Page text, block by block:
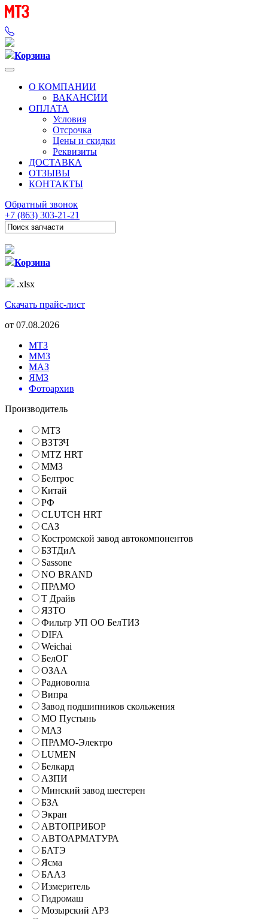
Корзина
О КОМПАНИИ
ВАКАНСИИ
ОПЛАТА
Условия
Отсрочка
Цены и скидки
Реквизиты
ДОСТАВКА
ОТЗЫВЫ
КОНТАКТЫ
Обратный звонок
+7 (863) 303-21-21
Корзина
.xlsx
Скачать прайс-лист
от 07.08.2026
МТЗ
ММЗ
МАЗ
ЯМЗ
Фотоархив
Производитель
МТЗ
ВЗТЗЧ
MTZ HRT
ММЗ
Белтрос
Китай
РФ
CLUTCH HRT
САЗ
Костромской завод автокомпонентов
БЗТДиА
Sassone
NO BRAND
ПРАМО
Т Драйв
ЯЗТО
Фильтр УП ОО БелТИЗ
DIFA
Weichai
БелОГ
ОЗАА
Радиоволна
Випра
Завод подшипников скольжения
МО Пустынь
МАЗ
ПРАМО-Электро
LUMEN
Белкард
АЗПИ
Минский завод шестерен
БЗА
Экран
АВТОПРИБОР
АВТОАРМАТУРА
БАТЭ
Ясма
БААЗ
Измеритель
Гидромаш
Мозырский АРЗ